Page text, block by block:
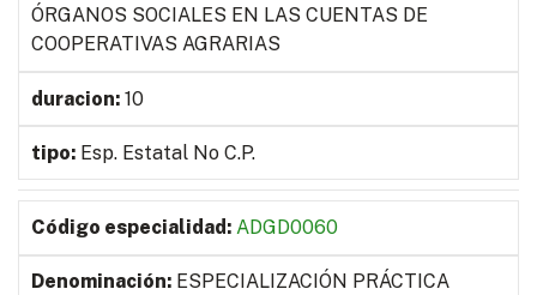
ÓRGANOS SOCIALES EN LAS CUENTAS DE
COOPERATIVAS AGRARIAS
10
Esp. Estatal No C.P.
ADGD0060
ESPECIALIZACIÓN PRÁCTICA